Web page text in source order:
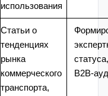
использования
Статьи о
тенденциях
рынка
коммерческого
транспорта,
B2B-